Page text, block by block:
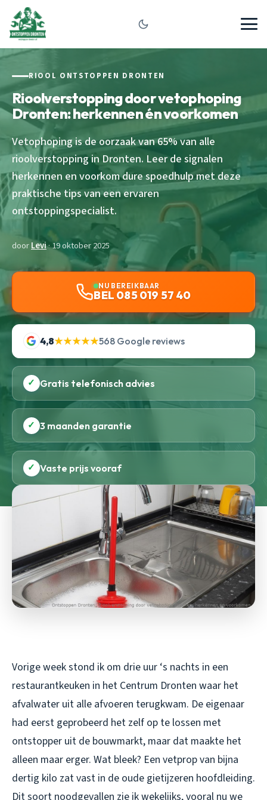
RIOOL ONTSTOPPEN DRONTEN
Rioolverstopping door vetophoping
Dronten: herkennen én voorkomen
Vetophoping is de oorzaak van 65% van alle
rioolverstopping in Dronten. Leer de signalen
herkennen en voorkom dure spoedhulp met deze
praktische tips van een ervaren
ontstoppingspecialist.
doorLevi· 19 oktober 2025
NU BEREIKBAAR
BEL 085 019 57 40
4,8★★★★★568 Google reviews
✓ Gratis telefonisch advies
✓ 3 maanden garantie
✓ Vaste prijs vooraf
Vorige week stond ik om drie uur ‘s nachts in een
restaurantkeuken in het Centrum Dronten waar het
afvalwater uit alle afvoeren terugkwam. De eigenaar
had eerst geprobeerd het zelf op te lossen met
ontstopper uit de bouwmarkt, maar dat maakte het
alleen maar erger. Wat bleek? Een vetprop van bijna
dertig kilo zat vast in de oude gietijzeren hoofdleiding.
Dit soort noodgevallen zie ik wekelijks, vooral nu we